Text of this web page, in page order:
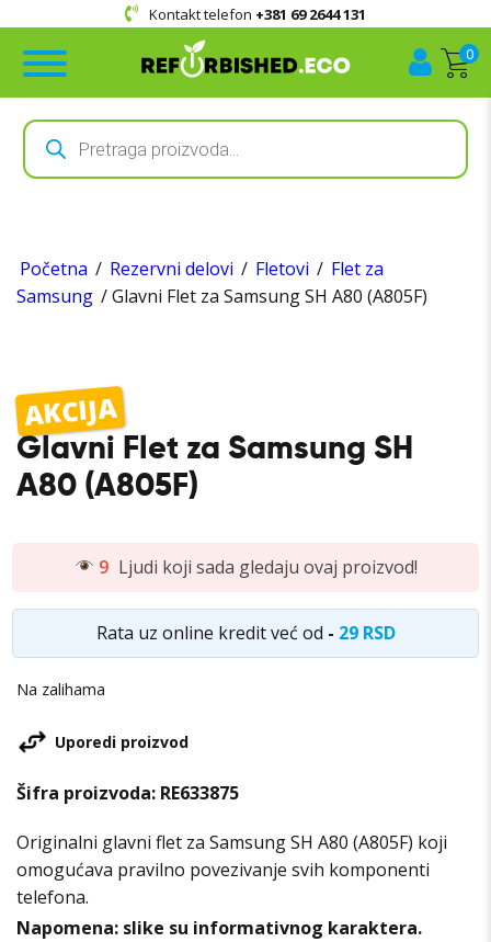
Kontakt telefon +381 69 2644 131
0
Products
search
Početna / Rezervni delovi / Fletovi / Flet za
Samsung / Glavni Flet za Samsung SH A80 (A805F)
9 Ljudi koji sada gledaju ovaj proizvod!
Rata uz online kredit već od - 29 RSD
AKCIJA
Glavni Flet za Samsung SH
A80 (A805F)
Na zalihama
Originalni glavni flet za Samsung SH A80 (A805F) koji
omogućava pravilno povezivanje svih komponenti
telefona.
Napomena: slike su informativnog karaktera.
Uporedi proizvod
Šifra proizvoda: RE633875